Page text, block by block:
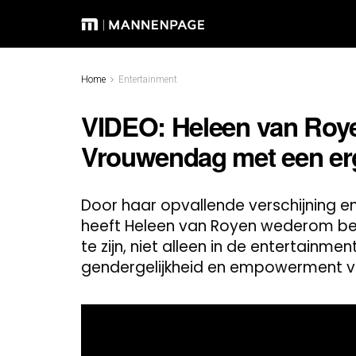
Home Entertainment
VIDEO: Heleen van
Vrouwendag met een
Door haar opvallende verschijning
heeft Heleen van Royen wederom
te zijn, niet alleen in de
gendergelijkheid en empowerment